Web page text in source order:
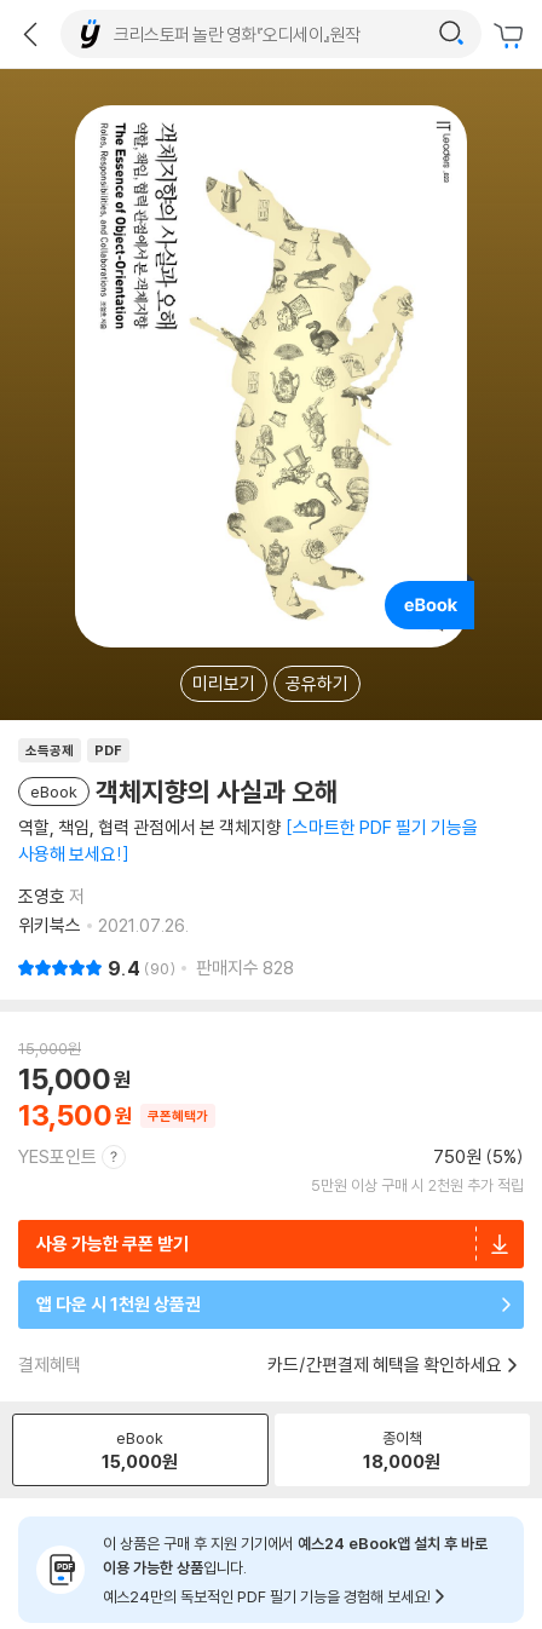
미리보기 공유하기
소득공제 PDF
eBook 객체지향의 사실과 오해
역할, 책임, 협력 관점에서 본 객체지향 스마트한 PDF 필기 기능을
사용해 보세요!
조영호 저
위키북스
2021.07.26.
9.4 90 판매지수 828
15,000원
13,500
15,000
쿠폰혜택가
YES포인트 750원 (5%)
5만원 이상 구매 시 2천원 추가 적립
사용 가능한 쿠폰 받기
앱 다운 시 1천원 상품권
결제혜택 카드/간편결제 혜택을 확인하세요
eBook
15,000원
종이책
18,000원
이 상품은 구매 후 지원 기기에서 예스24 eBook앱 설치 후 바로
이용 가능한 상품입니다.
예스24만의 독보적인 PDF 필기 기능을 경험해 보세요!